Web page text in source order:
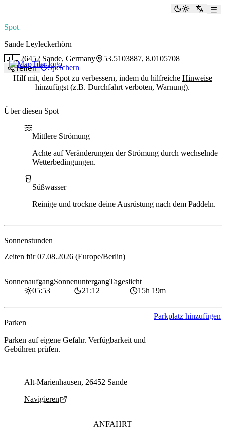
Zu
Spot
Sande Leyleckerhörn
🇩🇪26452 Sande, Germany
53.5103887, 8.0105708
Teilen
Speichern
Hilf mit, den Spot zu verbessern, indem du hilfreiche Hinweise
hinzufügst (z.B. Durchfahrt verboten, Warnung).
Über diesen Spot
Water current
Mittlere Strömung
Achte auf Veränderungen der Strömung durch wechselnde
Wetterbedingungen.
Water type
Süßwasser
Reinige und trockne deine Ausrüstung nach dem Paddeln.
Sonnenstunden
Zeiten für07.08.2026 (Europe/Berlin)
Sonnenaufgang
05:53
Sonnenuntergang
21:12
Tageslicht
15h 19m
Parken
Parken auf eigene Gefahr. Verfügbarkeit und
Gebühren prüfen.
Parkplatz hinzufügen
Alt-Marienhausen, 26452 Sande
Navigieren
ANFAHRT